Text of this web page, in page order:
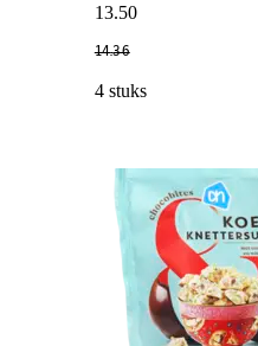
13.50
14.36
4 stuks